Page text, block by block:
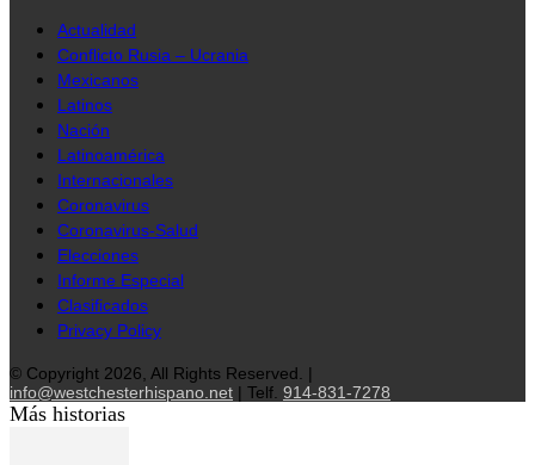
Actualidad
Conflicto Rusia – Ucrania
Mexicanos
Latinos
Nación
Latinoamérica
Internacionales
Coronavirus
Coronavirus-Salud
Elecciones
Informe Especial
Clasificados
Privacy Policy
© Copyright 2026, All Rights Reserved. |
info@westchesterhispano.net | Telf. 914-831-7278
Más historias